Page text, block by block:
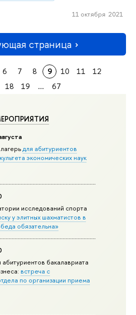
для абитуриентов
экономических наук
исследований спорта
у элитных шахматистов в
обязательна»
абитуриентов бакалавриата
встреча с
по организации приема
11 октября 2021
страница
6 7 8 9 10 11
12
18 19 ... 67